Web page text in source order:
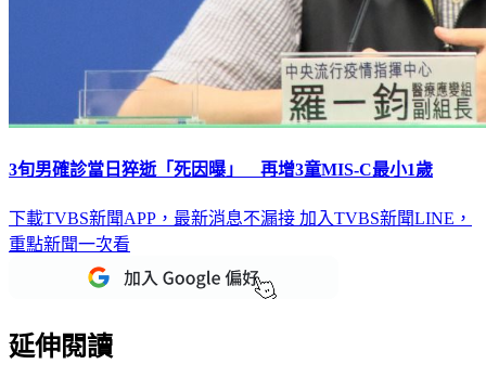
3旬男確診當日猝逝「死因曝」 再增3童MIS-C最小1歲
下載TVBS新聞APP，最新消息不漏接 加入TVBS新聞LINE，
重點新聞一次看
延伸閱讀